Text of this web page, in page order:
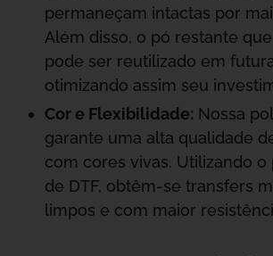
permaneçam intactas por
Além disso, o pó restante
pode ser reutilizado em
otimizando assim seu
Cor e Flexibilidade: Nossa
garante uma alta qualidade
com cores vivas. Utilizando o
de DTF, obtêm-se transfers
limpos e com maior